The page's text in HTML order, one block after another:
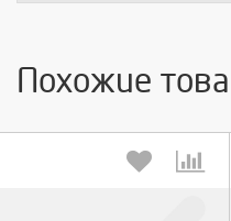
Похожие